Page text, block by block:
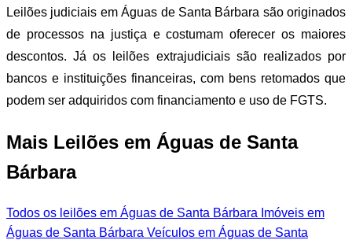
Leilões judiciais em Águas de Santa Bárbara são originados
de processos na justiça e costumam oferecer os maiores
descontos. Já os leilões extrajudiciais são realizados por
bancos e instituições financeiras, com bens retomados que
podem ser adquiridos com financiamento e uso de FGTS.
Mais Leilões em Águas de Santa
Bárbara
Todos os leilões em Águas de Santa Bárbara Imóveis em
Águas de Santa Bárbara Veículos em Águas de Santa